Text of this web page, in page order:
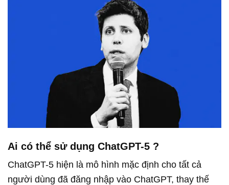
Ai có thể sử dụng ChatGPT-5 ?
ChatGPT-5 hiện là mô hình mặc định cho tất cả
người dùng đã đăng nhập vào ChatGPT, thay thế